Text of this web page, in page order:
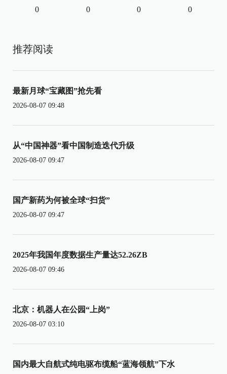
0 0 0 0
推荐阅读
最新月球“宝藏图”抢先看
2026-08-07 09:48
从“中国神器”看中国制造迭代升级
2026-08-07 09:47
国产新药为何被全球“扫货”
2026-08-07 09:47
2025年我国年度数据生产量达52.26ZB
2026-08-07 09:46
北京：机器人在公园“上岗”
2026-08-07 03:10
国内最大自航式纯电驱布缆船“蓝海领航”下水